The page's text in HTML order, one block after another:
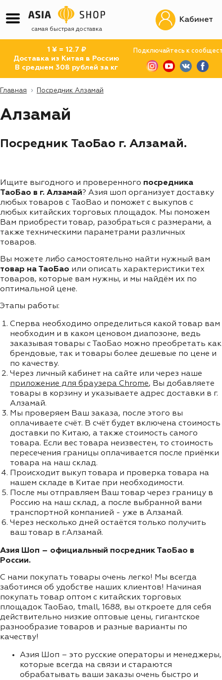
самая быстрая доставка
1 ¥ = 12.7 ₽
Доставка из Китая в Россию
В среднем 308 рублей за кг
Подключайтесь к
Кабинет
Главная Посредник Алзамай
Алзамай
Посредник ТаоБао г. Алзамай.
Ищите выгодного и проверенного посредника
ТаоБао в г. Алзамай? Азия шоп организует доставку
любых товаров с TaoBao и поможет с выкупов с
любых китайских торговых площадок. Мы поможем
Вам приобрести товар, разобраться с размерами, а
также техническими параметрами различных
товаров.
Вы можете либо самостоятельно найти нужный вам
товар на ТаоБао или описать характеристики тех
товаров, которые вам нужны, и мы найдём их по
оптимальной цене.
Этапы работы:
Сперва необходимо определиться какой товар вам
необходим и в каком ценовом диапозоне, ведь
заказывая товары с ТаоБао можно преобретать как
брендовые, так и товары более дешевые по цене и
по качеству.
Через личный кабинет на сайте или через наше
приложение для браузера Chrome, Вы добавляете
товары в корзину и указываете адрес доставки в г.
Алзамай.
Мы проверяем Ваш заказа, после этого вы
оплачиваете счёт. В счёт будет включена стоимость
доставки по Китаю, а также стоимость самого
товара. Если вес товара неизвестен, то стоимость
пересечения границы оплачивается после приёмки
товара на наш склад.
Происходит выкуп товара и проверка товара на
нашем складе в Китае при необходимости.
После мы отправляем Ваш товар через границу в
Россию на наш склад, а после выбранной вами
транспортной компанией - уже в Алзамай.
Через несколько дней остаётся только получить
ваш товар в г.Алзамай.
Азия Шоп – официальный посредник ТаоБао в
России.
С нами покупать товары очень легко! Мы всегда
заботимся об удобстве наших клиентов! Начиная
покупать товар оптом с китайских торговых
площадок ТаоБао, tmall, 1688, вы откроете для себя
действительно низкие оптовые цены, гигантское
разнообразие товаров и разные варианты по
качеству!
Азия Шоп – это русские операторы и менеджеры,
которые всегда на связи и стараются
обрабатывать ваши заказы очень быстро и